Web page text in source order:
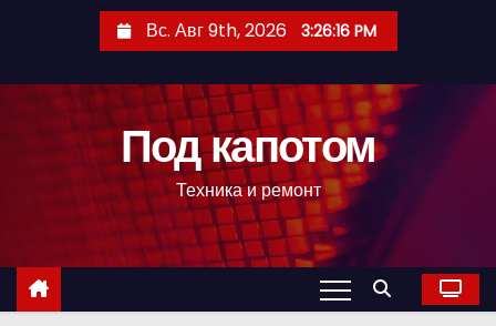
с
Вс. Авг 9th, 2026 3:26:17 PM
Под капотом
Техника и ремонт